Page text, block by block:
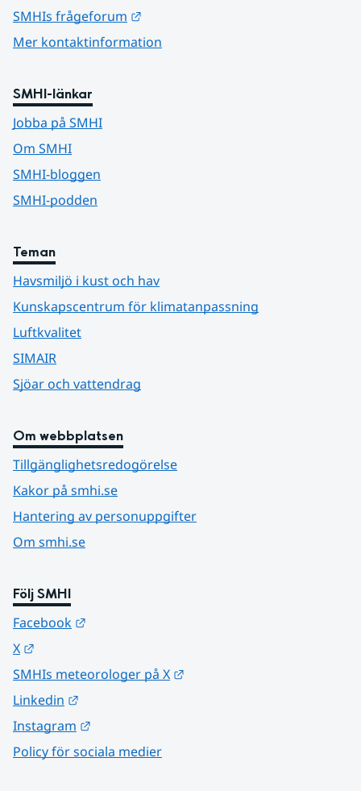
SMHIs frågeforum
Mer kontaktinformation
SMHI-länkar
Jobba på SMHI
Om SMHI
SMHI-bloggen
SMHI-podden
Teman
Havsmiljö i kust och hav
Kunskapscentrum för klimatanpassning
Luftkvalitet
SIMAIR
Sjöar och vattendrag
Om webbplatsen
Tillgänglighetsredogörelse
Kakor på smhi.se
Hantering av personuppgifter
Om smhi.se
Följ SMHI
Facebook
X
SMHIs meteorologer på X
Linkedin
Instagram
Policy för sociala medier